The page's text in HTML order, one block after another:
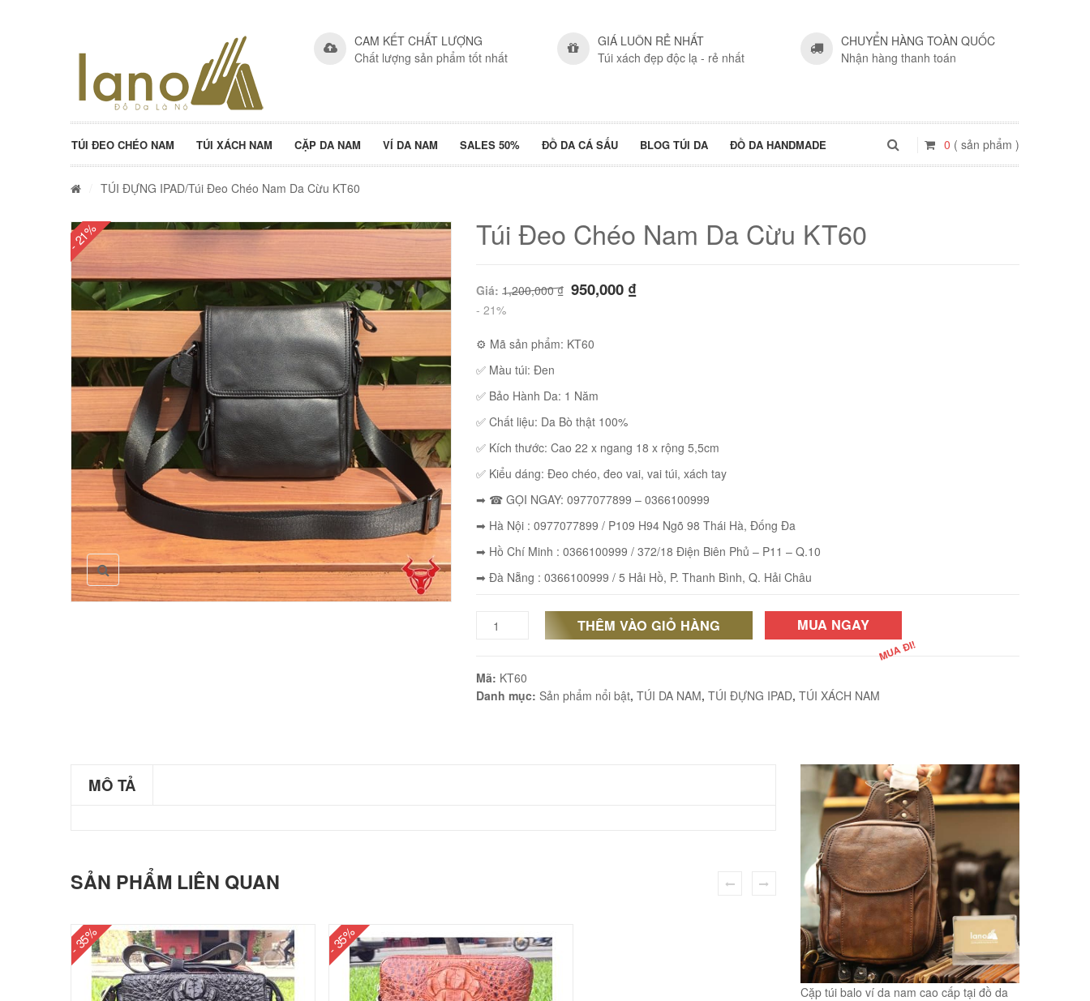
CAM KẾT CHẤT LƯỢNG
Chất lượng sản phẩm tốt nhất
GIÁ LUÔN RẺ NHẤT
Túi xách đẹp độc lạ - rẻ nhất
CHUYỂN HÀNG TOÀN QUỐC
Nhận hàng thanh toán
TÚI ĐEO CHÉO NAM TÚI XÁCH NAM CẶP DA NAM VÍ DA NAM SALES 50% ĐỒ DA CÁ SẤU BLOG TÚI DA ĐỒ DA HANDMADE 0 ( sản phẩm )
TÚI ĐỰNG IPAD/Túi Đeo Chéo Nam Da Cừu KT60
- 21% Túi Đeo Chéo Nam Da Cừu KT60
Giá: 1,200,000₫ 950,000 ₫
- 21%
⚙ Mã sản phẩm: KT60
✅ Màu túi: Đen
✅ Bảo Hành Da: 1 Năm
✅ Chất liệu: Da Bò thật 100%
✅ Kích thước: Cao 22 x ngang 18 x rộng 5,5cm
✅ Kiểu dáng: Đeo chéo, đeo vai, vai túi, xách tay
➡ ☎ GỌI NGAY: 0977077899 – 0366100999
➡ Hà Nội : 0977077899 / P109 H94 Ngõ 98 Thái Hà, Đống Đa
➡ Hồ Chí Minh : 0366100999 / 372/18 Điện Biên Phủ – P11 – Q.10
➡ Đà Nẵng : 0366100999 / 5 Hải Hồ, P. Thanh Bình, Q. Hải Châu
Chéo
THÊM VÀO GIỎ HÀNG MUA NGAY
Mã: KT60
Danh mục: Sản phẩm nổi bật, TÚI DA NAM, TÚI ĐỰNG IPAD, TÚI XÁCH NAM
MÔ TẢ
SẢN PHẨM LIÊN QUAN
- 35% - 35%
Cặp túi balo ví da nam cao cấp tại đồ da